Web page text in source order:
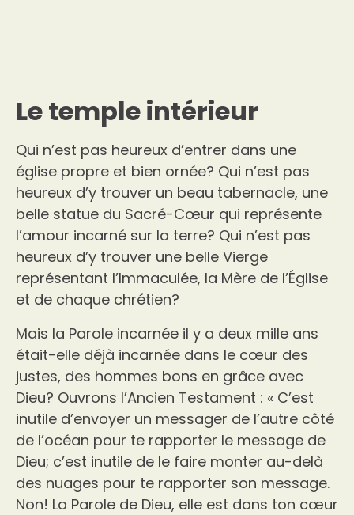
Le temple intérieur
Qui n’est pas heureux d’entrer dans une
église propre et bien ornée? Qui n’est pas
heureux d’y trouver un beau tabernacle, une
belle statue du Sacré-Cœur qui représente
l’amour incarné sur la terre? Qui n’est pas
heureux d’y trouver une belle Vierge
représentant l’Immaculée, la Mère de l’Église
et de chaque chrétien?
Mais la Parole incarnée il y a deux mille ans
était-elle déjà incarnée dans le cœur des
justes, des hommes bons en grâce avec
Dieu? Ouvrons l’Ancien Testament : « C’est
inutile d’envoyer un messager de l’autre côté
de l’océan pour te rapporter le message de
Dieu; c’est inutile de le faire monter au-delà
des nuages pour te rapporter son message.
Non! La Parole de Dieu, elle est dans ton cœur